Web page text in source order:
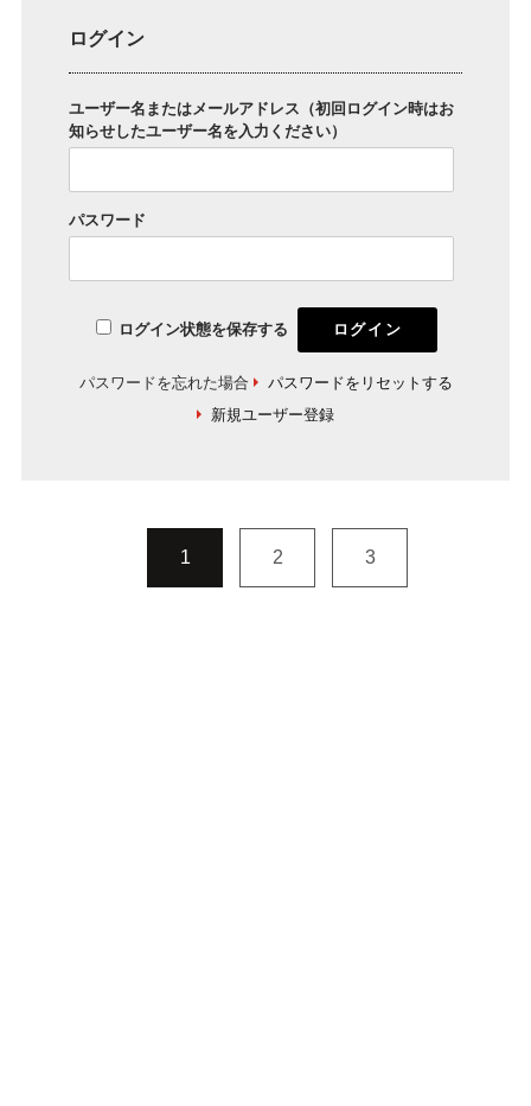
ログイン
ユーザー名またはメールアドレス（初回ログイン時はお
知らせしたユーザー名を入力ください）
パスワード
ログイン状態を保存する
パスワードを忘れた場合
パスワードをリセットする
新規ユーザー登録
1 2 3